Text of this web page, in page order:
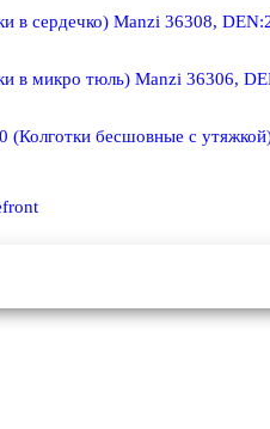
Manzi 36308,
Manzi 36306,
(Колготки бесшовные с